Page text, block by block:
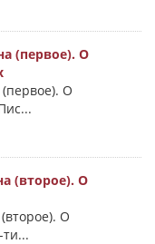
(первое). О
О
(второе). О
О